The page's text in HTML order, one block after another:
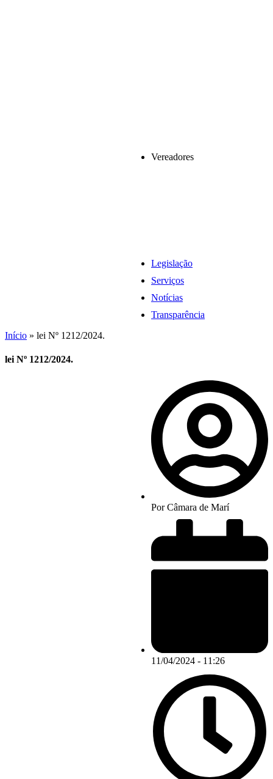
Vereadores
Legislação
Serviços
Notícias
Transparência
Início » lei Nº 1212/2024.
lei Nº 1212/2024.
PorCâmara de Marí
11/04/2024 - 11:26